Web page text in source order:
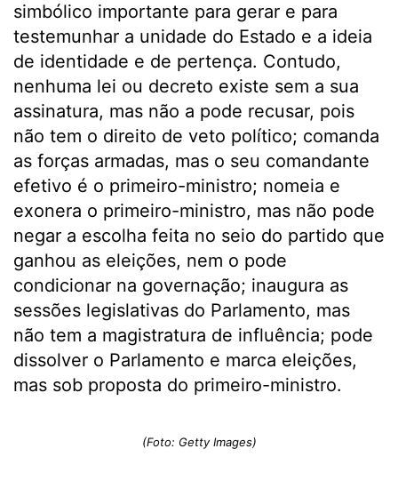
simbólico importante para gerar e para
testemunhar a unidade do Estado e a ideia
de identidade e de pertença. Contudo,
nenhuma lei ou decreto existe sem a sua
assinatura, mas não a pode recusar, pois
não tem o direito de veto político; comanda
as forças armadas, mas o seu comandante
efetivo é o primeiro-ministro; nomeia e
exonera o primeiro-ministro, mas não pode
negar a escolha feita no seio do partido que
ganhou as eleições, nem o pode
condicionar na governação; inaugura as
sessões legislativas do Parlamento, mas
não tem a magistratura de influência; pode
dissolver o Parlamento e marca eleições,
mas sob proposta do primeiro-ministro.
(Foto: Getty Images)